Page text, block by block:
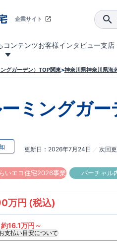
企業サイト
コンテンツお客様インタビュー支店
グガーデン）TOP関東>神奈川県神奈川県海
ミングガー
更新日 2026年7月24日 次回
いエコ住宅2026事業 バーチャル
万円 (税込)
約16.1万円～
支払い目安について